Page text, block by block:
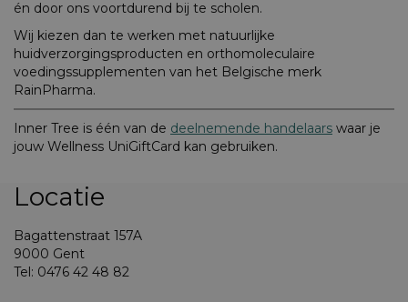
én door ons voortdurend bij te scholen.
Wij kiezen dan te werken met natuurlijke
huidverzorgingsproducten en orthomoleculaire
voedingssupplementen van het Belgische merk
RainPharma.
Inner Tree is één van de deelnemende handelaars waar je
jouw Wellness UniGiftCard kan gebruiken.
Locatie
Bagattenstraat 157A
9000 Gent
Tel: 0476 42 48 82